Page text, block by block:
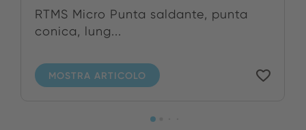
RTMS Micro Punta saldante, punta
conica, lung...
MOSTRA ARTICOLO